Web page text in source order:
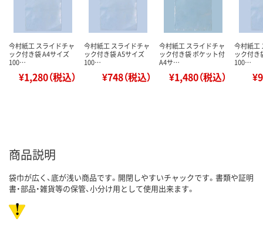
今村紙工 スライドチャ
ック付き袋 A4サイズ
100…
¥1,280（税込）
今村紙工 スライドチャ
ック付き袋 A5サイズ
100…
¥748（税込）
今村紙工 スライドチャ
ック付き袋 ポケット付
A4サ…
¥1,480（税込）
今村紙工
ック付き
100…
商品説明
袋巾が広く、底が浅い商品です。開閉しやすいチャックです。書類や証明
書・部品・雑貨等の保管、小分け用として使用出来ます。